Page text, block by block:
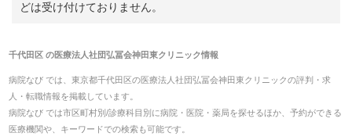
どは受け付けておりません。
千代田区 の医療法人社団弘冨会神田東クリニック情報
病院なび では、 東京都千代田区の医療法人社団弘冨会神田東クリニックの評判・求
人・転職情報を掲載しています。
病院なび では市区町村別/診療科目別に病院・医院・薬局を探せるほか、予約ができる
医療機関や、キーワードでの検索も可能です。